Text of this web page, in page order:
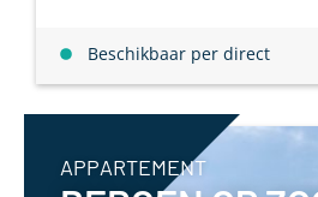
Beschikbaar per direct
APPARTEMENT